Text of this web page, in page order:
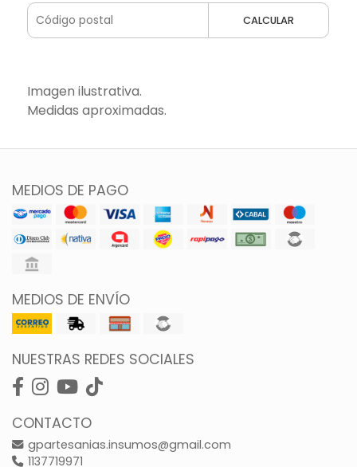
CALCULAR
Imagen ilustrativa.
Medidas aproximadas.
MEDIOS DE PAGO
MEDIOS DE ENVÍO
NUESTRAS REDES SOCIALES
CONTACTO
gpartesanias.insumos@gmail.com
1137719971